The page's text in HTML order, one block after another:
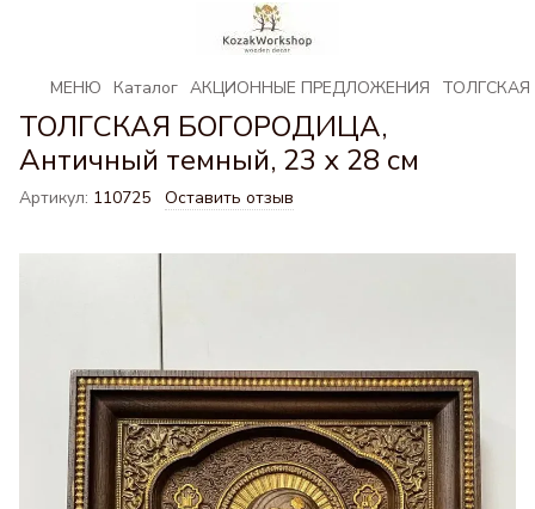
МЕНЮ Каталог АКЦИОННЫЕ ПРЕДЛОЖЕНИЯ ТОЛГСКАЯ
ТОЛГСКАЯ БОГОРОДИЦА,
Античный темный, 23 х 28 см
Артикул: 110725 Оставить отзыв